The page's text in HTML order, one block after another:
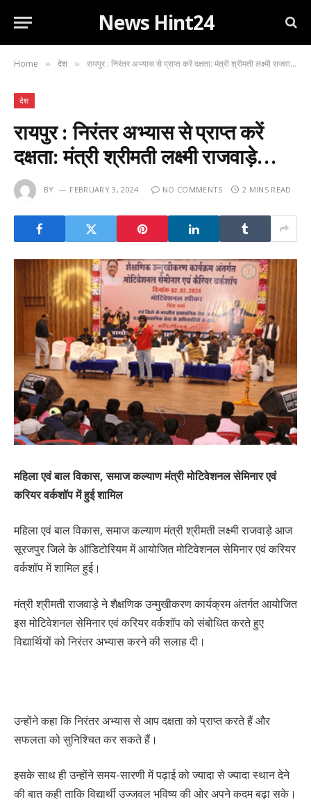
News Hint24
Home » देश » रायपुर : निरंतर अभ्यास से प्राप्त करें दक्षता: मंत्री श्रीमती लक्ष्मी राजवाड़े…
देश
रायपुर : निरंतर अभ्यास से प्राप्त करें
दक्षता: मंत्री श्रीमती लक्ष्मी राजवाड़े…
BY FEBRUARY 3, 2024 NO COMMENTS 2 MINS READ
महिला एवं बाल विकास, समाज कल्याण मंत्री मोटिवेशनल सेमिनार एवं
करियर वर्कशॉप में हुई शामिल
महिला एवं बाल विकास, समाज कल्याण मंत्री श्रीमती लक्ष्मी राजवाड़े आज
सूरजपुर जिले के ऑडिटोरियम में आयोजित मोटिवेशनल सेमिनार एवं करियर
वर्कशॉप में शामिल हुई।
मंत्री श्रीमती राजवाड़े ने शैक्षणिक उन्मुखीकरण कार्यक्रम अंतर्गत आयोजित
इस मोटिवेशनल सेमिनार एवं करियर वर्कशॉप को संबोधित करते हुए
विद्यार्थियों को निरंतर अभ्यास करने की सलाह दी।
उन्होंने कहा कि निरंतर अभ्यास से आप दक्षता को प्राप्त करते हैं और
सफलता को सुनिश्चित कर सकते हैं।
इसके साथ ही उन्होंने समय-सारणी में पढ़ाई को ज्यादा से ज्यादा स्थान देने
की बात कही ताकि विद्यार्थी उज्जवल भविष्य की ओर अपने कदम बढ़ा सके।